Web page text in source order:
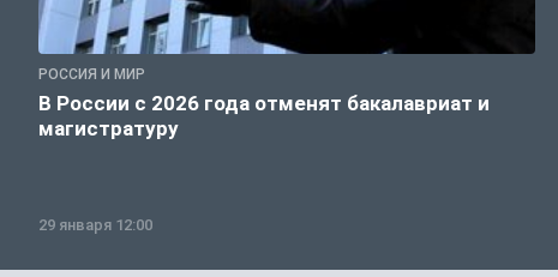
РОССИЯ И МИР
В России с 2026 года отменят бакалавриат и
магистратуру
29 января 12:00